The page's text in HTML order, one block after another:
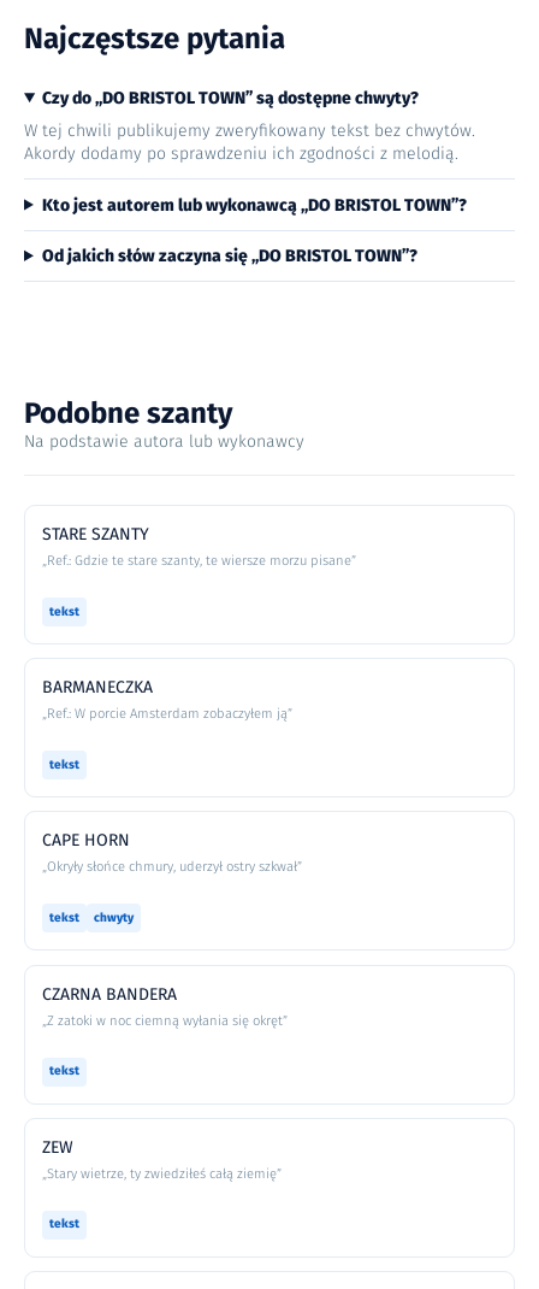
Najczęstsze pytania
Czy do „DO BRISTOL TOWN” są dostępne chwyty?
W tej chwili publikujemy zweryfikowany tekst bez chwytów.
Akordy dodamy po sprawdzeniu ich zgodności z melodią.
Kto jest autorem lub wykonawcą „DO BRISTOL TOWN”?
Od jakich słów zaczyna się „DO BRISTOL TOWN”?
Podobne szanty
Na podstawie autora lub wykonawcy
STARE SZANTY
„Ref.: Gdzie te stare szanty, te wiersze morzu pisane”
tekst
BARMANECZKA
„Ref.: W porcie Amsterdam zobaczyłem ją”
tekst
CAPE HORN
„Okryły słońce chmury, uderzył ostry szkwał”
tekst chwyty
CZARNA BANDERA
„Z zatoki w noc ciemną wyłania się okręt”
tekst
ZEW
„Stary wietrze, ty zwiedziłeś całą ziemię”
tekst